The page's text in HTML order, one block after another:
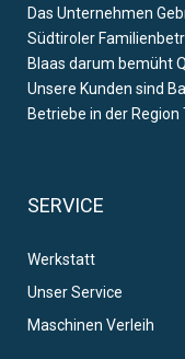
Das Unternehmen
Südtiroler
Blaas darum bemüht
Unsere Kunden sind
Betriebe in der
SERVICE
Werkstatt
Unser Service
Maschinen Verleih